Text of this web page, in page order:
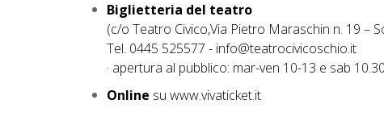
Biglietteria del teatro
(c/o Teatro Civico,Via Pietro Maraschin n. 19 –
Tel. 0445 525577 - info@teatrocivicoschio.it
· apertura al pubblico: mar-ven 10-13 e sab
Online su www.vivaticket.it